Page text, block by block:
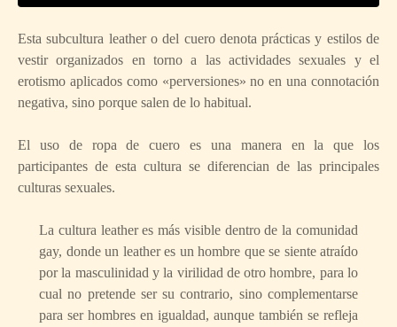
Esta subcultura leather o del cuero denota prácticas y estilos de
vestir organizados en torno a las actividades sexuales y el
erotismo aplicados como «perversiones» no en una connotación
negativa, sino porque salen de lo habitual.
El uso de ropa de cuero es una manera en la que los
participantes de esta cultura se diferencian de las principales
culturas sexuales.
La cultura leather es más visible dentro de la comunidad
gay, donde un leather es un hombre que se siente atraído
por la masculinidad y la virilidad de otro hombre, para lo
cual no pretende ser su contrario, sino complementarse
para ser hombres en igualdad, aunque también se refleja